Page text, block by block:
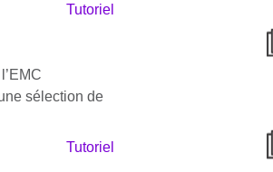
Tutoriel
sélection de
Tutoriel